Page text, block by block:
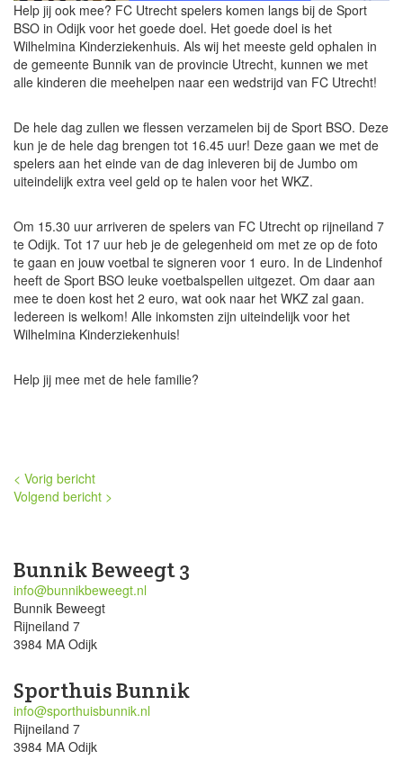
Help jij ook mee? FC Utrecht spelers komen langs bij de Sport
BSO in Odijk voor het goede doel. Het goede doel is het
Wilhelmina Kinderziekenhuis. Als wij het meeste geld ophalen in
de gemeente Bunnik van de provincie Utrecht, kunnen we met
alle kinderen die meehelpen naar een wedstrijd van FC Utrecht!
De hele dag zullen we flessen verzamelen bij de Sport BSO. Deze
kun je de hele dag brengen tot 16.45 uur! Deze gaan we met de
spelers aan het einde van de dag inleveren bij de Jumbo om
uiteindelijk extra veel geld op te halen voor het WKZ.
Om 15.30 uur arriveren de spelers van FC Utrecht op rijneiland 7
te Odijk. Tot 17 uur heb je de gelegenheid om met ze op de foto
te gaan en jouw voetbal te signeren voor 1 euro. In de Lindenhof
heeft de Sport BSO leuke voetbalspellen uitgezet. Om daar aan
mee te doen kost het 2 euro, wat ook naar het WKZ zal gaan.
Iedereen is welkom! Alle inkomsten zijn uiteindelijk voor het
Wilhelmina Kinderziekenhuis!
Help jij mee met de hele familie?
< Vorig bericht
Volgend bericht >
Bunnik Beweegt 3
info@bunnikbeweegt.nl
Bunnik Beweegt
Rijneiland 7
3984 MA Odijk
Sporthuis Bunnik
info@sporthuisbunnik.nl
Rijneiland 7
3984 MA Odijk